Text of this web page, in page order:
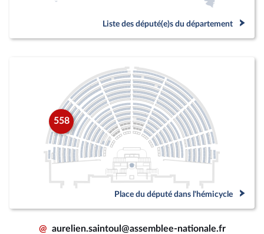
Liste des député(e)s du département
558
Place du député dans l'hémicycle
@ aurelien.saintoul@assemblee-nationale.fr